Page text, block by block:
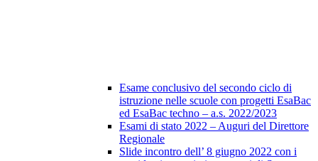
Esame conclusivo del secondo ciclo di
istruzione nelle scuole con progetti EsaBac
ed EsaBac techno – a.s. 2022/2023
Esami di stato 2022 – Auguri del Direttore
Regionale
Slide incontro dell’ 8 giugno 2022 con i